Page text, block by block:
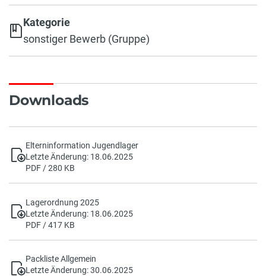
Kategorie
sonstiger Bewerb (Gruppe)
Downloads
Elterninformation Jugendlager
Letzte Änderung: 18.06.2025
PDF / 280 KB
Lagerordnung 2025
Letzte Änderung: 18.06.2025
PDF / 417 KB
Packliste Allgemein
Letzte Änderung: 30.06.2025